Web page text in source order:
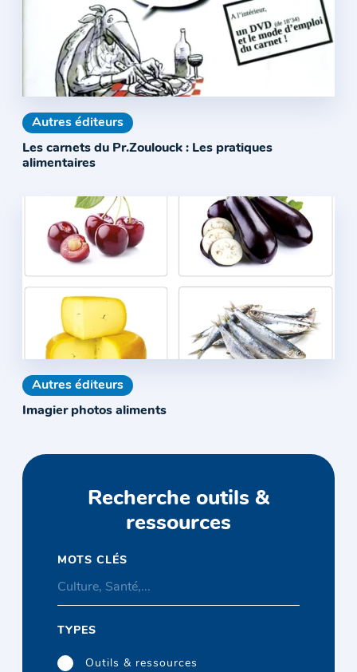
Autres éditeurs
Les carnets du Pr.Zoulouck : Les pratiques
alimentaires
Autres éditeurs
Imagier photos aliments
Recherche outils &
ressources
MOTS CLÉS
TYPES
Outils & ressources